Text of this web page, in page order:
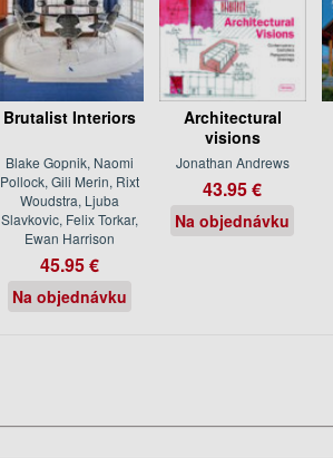
Brutalist Interiors
Blake Gopnik, Naomi
Pollock, Gili Merin, Rixt
Woudstra, Ljuba
Slavkovic, Felix Torkar,
Ewan Harrison
45.95 €
Na objednávku
Architectural
visions
Jonathan Andrews
43.95 €
Na objednávku